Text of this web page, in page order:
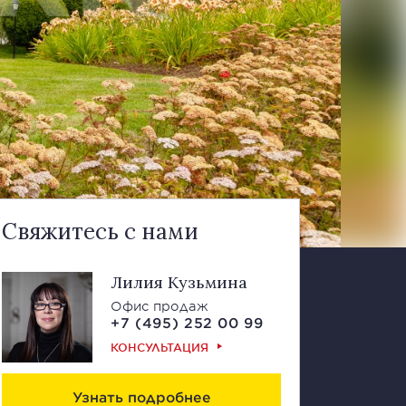
Свяжитесь с нами
Лилия Кузьмина
Офис продаж
+7 (495) 252 00 99
КОНСУЛЬТАЦИЯ
Узнать подробнее